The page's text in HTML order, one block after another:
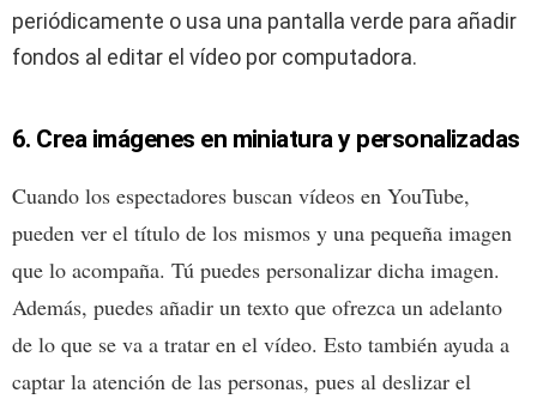
periódicamente o usa una pantalla verde para añadir
fondos al editar el vídeo por computadora.
6. Crea imágenes en miniatura y personalizadas
Cuando los espectadores buscan vídeos en YouTube,
pueden ver el título de los mismos y una pequeña imagen
que lo acompaña. Tú puedes personalizar dicha imagen.
Además, puedes añadir un texto que ofrezca un adelanto
de lo que se va a tratar en el vídeo. Esto también ayuda a
captar la atención de las personas, pues al deslizar el